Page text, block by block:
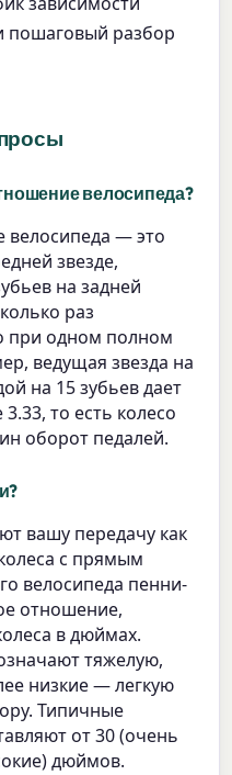
пошаговый разбор
велосипеда?
— это
звезде,
на задней
раз
при одном полном
ведущая звезда на
на 15 зубьев дает
то есть колесо
оборот педалей.
вашу передачу как
с прямым
велосипеда пенни-
отношение,
в дюймах.
тяжелую,
низкие — легкую
Типичные
от 30 (очень
дюймов.